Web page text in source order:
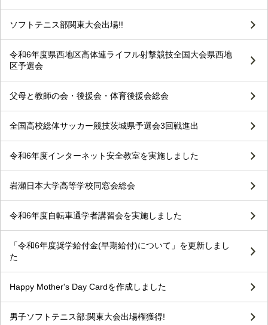
ソフトテニス部関東大会出場!!
令和6年度県西地区高体連ライフル射撃競技全国大会県西地
区予選会
父母と教師の会・後援会・体育後援会総会
全国高校総体サッカー競技茨城県予選会3回戦進出
令和6年度インターネット安全教室を実施しました
岩瀬日本大学高等学校同窓会総会
令和6年度自転車通学者講習会を実施しました
「令和6年度奨学給付金(早期給付)について」を更新しまし
た
Happy Mother's Day Cardを作成しました
男子ソフトテニス部:関東大会出場権獲得!